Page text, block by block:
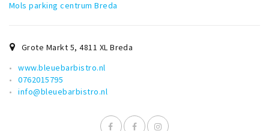
Mols parking centrum Breda
Grote Markt 5,4811 XL Breda
www.bleuebarbistro.nl
0762015795
info@bleuebarbistro.nl